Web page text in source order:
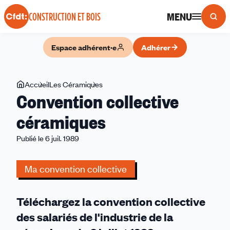
Panneau de gestion des cookies
CONSTRUCTION ET BOIS MENU
Espace adhérent·e Adhérer
Vous
êtes
ici
AccueilLes Céramiques
collective
Convention collective
céramiques
Publié le 6 juil. 1989
Ma convention collective
Téléchargez la convention collective
des salariés de l'industrie de la